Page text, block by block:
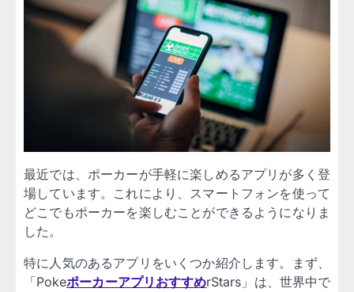
最近では、ポーカーが手軽に楽しめるアプリが多く登
場しています。これにより、スマートフォンを使って
どこでもポーカーを楽しむことができるようになりま
した。
特に人気のあるアプリをいくつか紹介します。まず、
「PokeポーカーアプリおすすめrStars」は、世界中で